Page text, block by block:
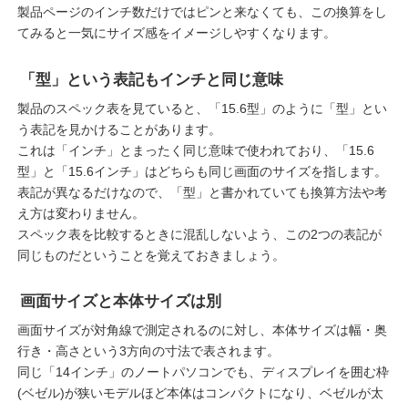
製品ページのインチ数だけではピンと来なくても、この換算をし
てみると一気にサイズ感をイメージしやすくなります。
「型」という表記もインチと同じ意味
製品のスペック表を見ていると、「15.6型」のように「型」とい
う表記を見かけることがあります。
これは「インチ」とまったく同じ意味で使われており、「15.6
型」と「15.6インチ」はどちらも同じ画面のサイズを指します。
表記が異なるだけなので、「型」と書かれていても換算方法や考
え方は変わりません。
スペック表を比較するときに混乱しないよう、この2つの表記が
同じものだということを覚えておきましょう。
画面サイズと本体サイズは別
画面サイズが対角線で測定されるのに対し、本体サイズは幅・奥
行き・高さという3方向の寸法で表されます。
同じ「14インチ」のノートパソコンでも、ディスプレイを囲む枠
(ベゼル)が狭いモデルほど本体はコンパクトになり、ベゼルが太